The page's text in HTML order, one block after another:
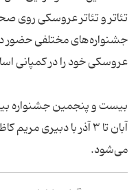
تئاتر و تئاتر عروسکی روی
جشنواره‌های مختلفی حضور
عروسکی خود را در کمپانی
آبان تا ۳ آذر با دبیری
می‌شود.